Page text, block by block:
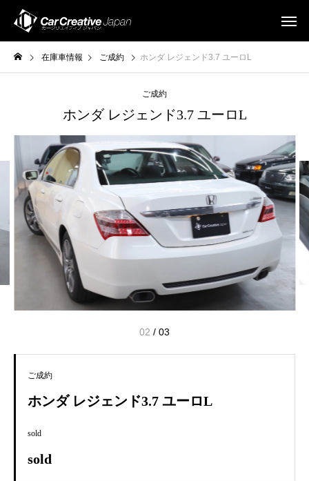
在庫車情報 ご成約 ホンダ レジェンド3.7 ユーロL
ご成約
ホンダ レジェンド3.7 ユーロL
02 / 03
ご成約
ホンダ レジェンド3.7 ユーロL
sold
sold